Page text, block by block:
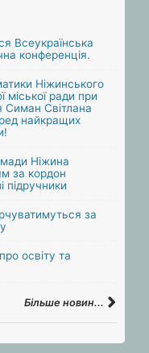
Всеукраїнська
конференція.
Ніжинського
міської ради при
Симан Світлана
найкращих
Ніжина
за кордон
підручники
за
освіту та
Більше новин...